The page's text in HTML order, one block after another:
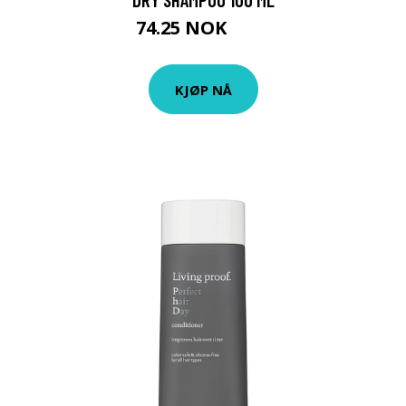
74.25 NOK
KJØP NÅ